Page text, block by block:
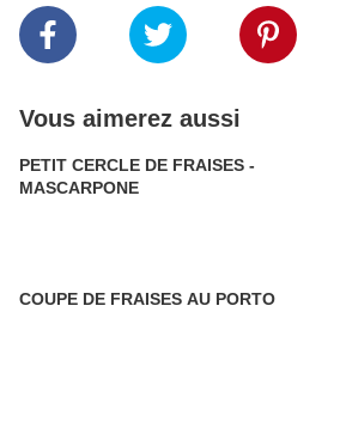
Vous aimerez aussi
PETIT CERCLE DE FRAISES -
MASCARPONE
COUPE DE FRAISES AU PORTO